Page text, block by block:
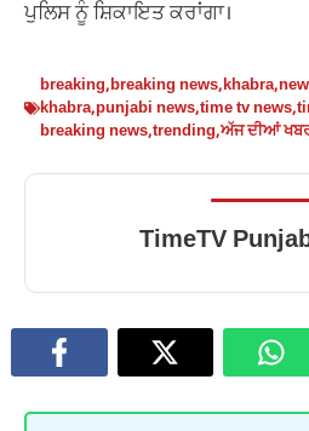
ਪੁਲਿਸ ਨੂੰ ਸ਼ਿਕਾਇਤ ਕਰਾਂਗਾ।
breaking,breaking news,khabra,
khabra,punjabi news,time tv news,
breaking news,trending,ਅੱਜ ਦੀਆਂ
TimeTV